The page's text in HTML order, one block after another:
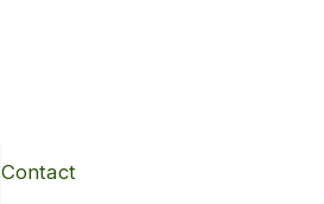
Contact